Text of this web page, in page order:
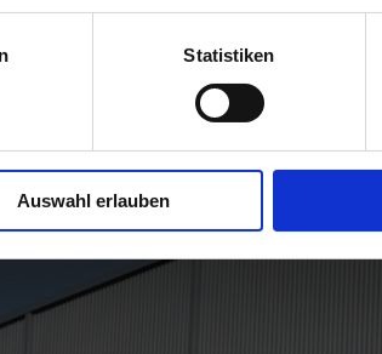
Statistiken
Auswahl erlauben